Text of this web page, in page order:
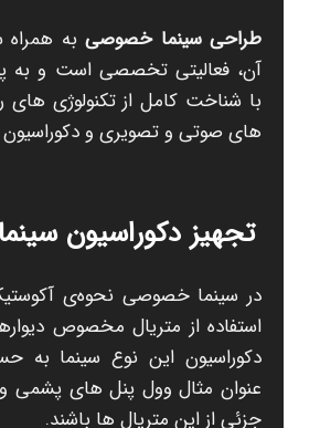
طراحی سینما خصوصیبه
آن، فعالیتی تخصصی است و به
با شناخت کامل از تکنولوژی های
های صوتی و تصویری و دکوراسیون
تجهیز دکوراسیون
در سینما خصوصی نحوه‌ی
استفاده از متریال مخصوص
دکوراسیون این نوع سینما به
عنوان مثال وول پنل های پشمی و
جزئی از این متریال ها باشند.